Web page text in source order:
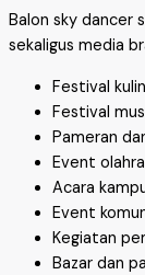
Balon sky dancer
sekaligus media
Festival
Festival
Pameran
Event
Acara
Event
Kegiatan
Bazar dan